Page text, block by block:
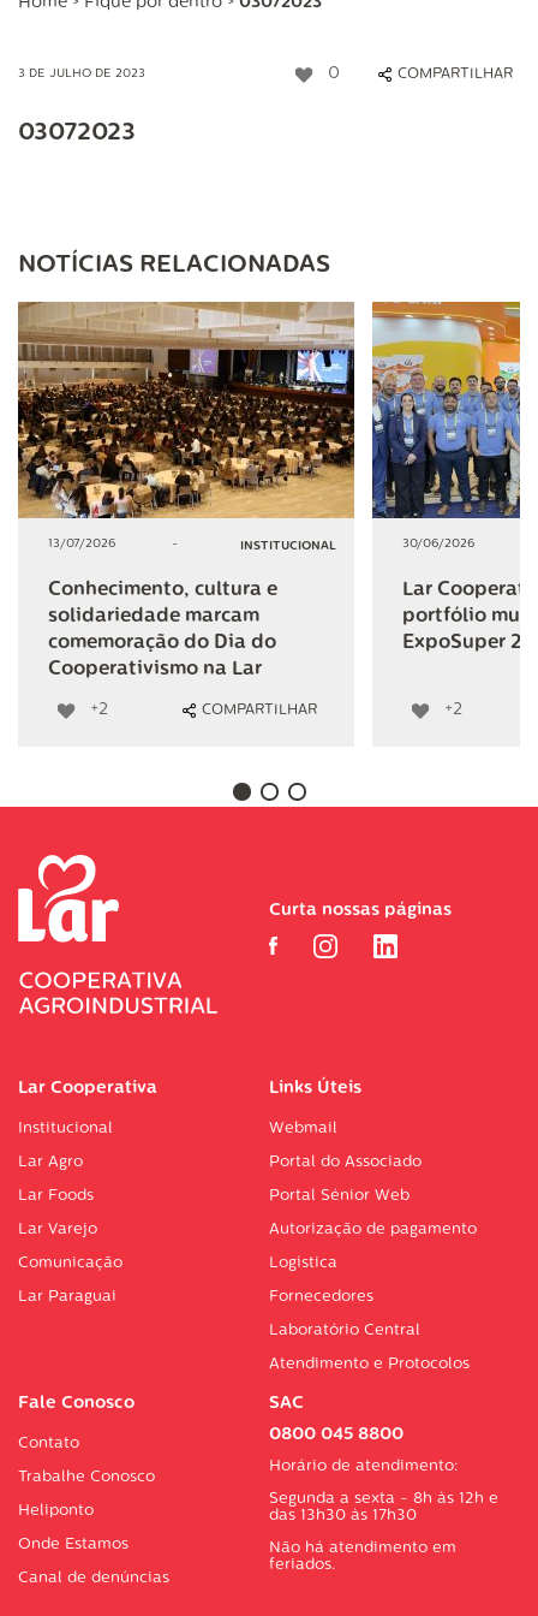
3 DE JULHO DE 2023 0 COMPARTILHAR
03072023
NOTÍCIAS RELACIONADAS
13/07/2026 - INSTITUCIONAL
Conhecimento, cultura e
solidariedade marcam
comemoração do Dia do
Cooperativismo na Lar
+2 COMPARTILHAR
30/06/2026
Lar
portfólio
ExpoSuper
+2
Lar Cooperativa
Institucional
Lar Agro
Lar Foods
Lar Varejo
Comunicação
Lar Paraguai
Links Úteis
Webmail
Portal do Associado
Portal Sénior Web
Autorização de pagamento
Logística
Fornecedores
Laboratório Central
Atendimento e Protocolos
Fale Conosco
Contato
Trabalhe Conosco
Heliponto
Onde Estamos
Canal de denúncias
SAC
0800 045 8800
Horário de atendimento:
Segunda a sexta - 8h às 12h e
das 13h30 às 17h30
Não há atendimento em
feriados.
Curta nossas páginas